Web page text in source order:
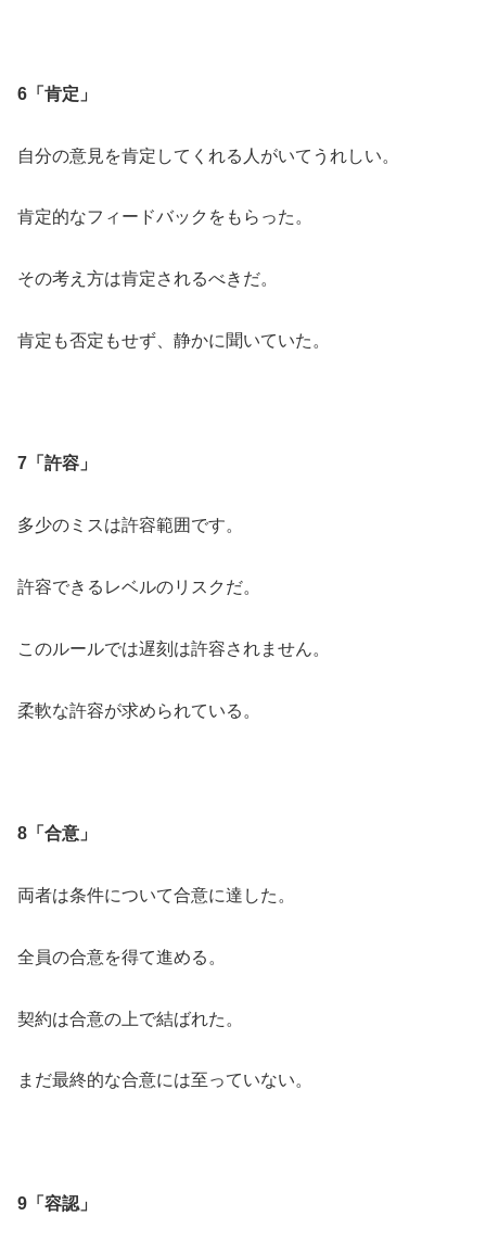
6「肯定」
自分の意見を肯定してくれる人がいてうれしい。
肯定的なフィードバックをもらった。
その考え方は肯定されるべきだ。
肯定も否定もせず、静かに聞いていた。
7「許容」
多少のミスは許容範囲です。
許容できるレベルのリスクだ。
このルールでは遅刻は許容されません。
柔軟な許容が求められている。
8「合意」
両者は条件について合意に達した。
全員の合意を得て進める。
契約は合意の上で結ばれた。
まだ最終的な合意には至っていない。
9「容認」